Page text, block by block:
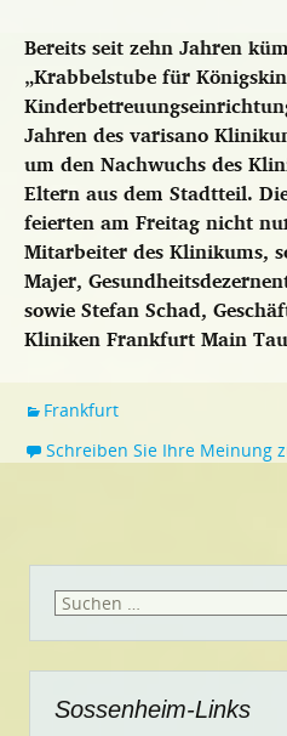
Bereits seit zehn Jahren
„Krabbelstube für
Jahren des varisano
um den Nachwuchs des
Eltern aus dem Stadtteil.
feierten am Freitag nicht
Mitarbeiter des Klinikums,
Majer,
sowie Stefan Schad,
Kliniken Frankfurt Main
Frankfurt
Schreiben Sie Ihre Meinung
Suchen
Sossenheim-Links